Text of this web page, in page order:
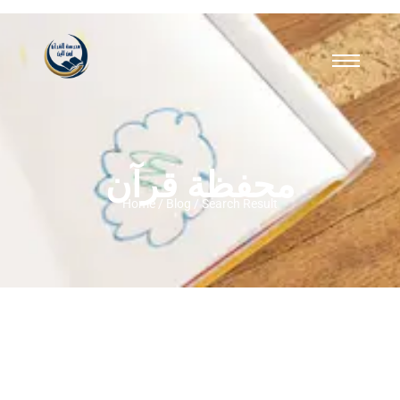
محفظة قرآن
Home / Blog / Search Result